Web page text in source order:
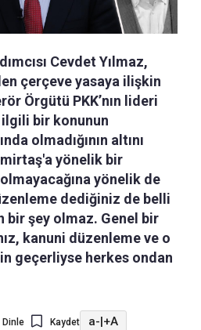
Cevdet Yılmaz,
çerçeve yasaya ilişkin
Örgütü PKK’nın lideri
bir konunun
olmadığının altını
yönelik bir
yönelik de
dediğiniz de belli
bir şey olmaz. Genel bir
kanuni düzenleme ve o
geçerliyse herkes ondan
Dinle Kaydet a-|+A